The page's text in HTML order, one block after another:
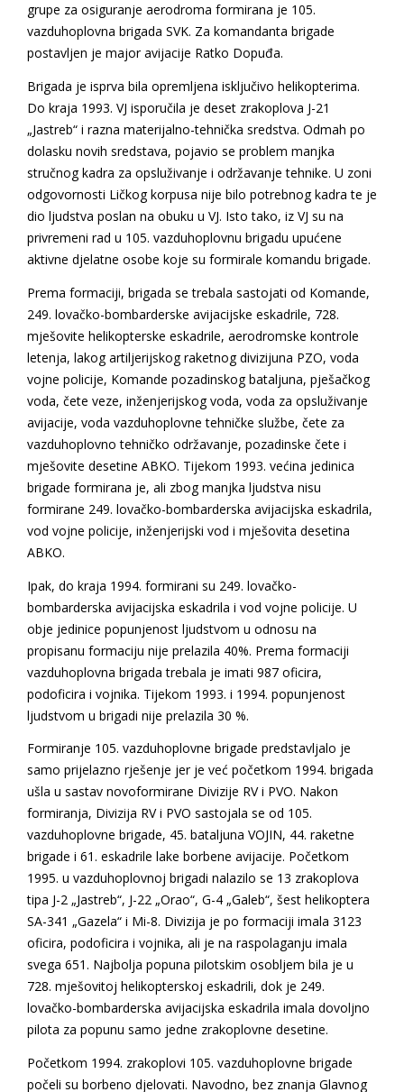
grupe za osiguranje aerodroma formirana je 105.
vazduhoplovna brigada SVK. Za komandanta brigade
postavljen je major avijacije Ratko Dopuđa.
Brigada je isprva bila opremljena isključivo helikopterima.
Do kraja 1993. VJ isporučila je deset zrakoplova J-21
„Jastreb“ i razna materijalno-tehnička sredstva. Odmah po
dolasku novih sredstava, pojavio se problem manjka
stručnog kadra za opsluživanje i održavanje tehnike. U zoni
odgovornosti Ličkog korpusa nije bilo potrebnog kadra te je
dio ljudstva poslan na obuku u VJ. Isto tako, iz VJ su na
privremeni rad u 105. vazduhoplovnu brigadu upućene
aktivne djelatne osobe koje su formirale komandu brigade.
Prema formaciji, brigada se trebala sastojati od Komande,
249. lovačko-bombarderske avijacijske eskadrile, 728.
mješovite helikopterske eskadrile, aerodromske kontrole
letenja, lakog artiljerijskog raketnog divizijuna PZO, voda
vojne policije, Komande pozadinskog bataljuna, pješačkog
voda, čete veze, inženjerijskog voda, voda za opsluživanje
avijacije, voda vazduhoplovne tehničke službe, čete za
vazduhoplovno tehničko održavanje, pozadinske čete i
mješovite desetine ABKO. Tijekom 1993. većina jedinica
brigade formirana je, ali zbog manjka ljudstva nisu
formirane 249. lovačko-bombarderska avijacijska eskadrila,
vod vojne policije, inženjerijski vod i mješovita desetina
ABKO.
Ipak, do kraja 1994. formirani su 249. lovačko-
bombarderska avijacijska eskadrila i vod vojne policije. U
obje jedinice popunjenost ljudstvom u odnosu na
propisanu formaciju nije prelazila 40%. Prema formaciji
vazduhoplovna brigada trebala je imati 987 oficira,
podoficira i vojnika. Tijekom 1993. i 1994. popunjenost
ljudstvom u brigadi nije prelazila 30 %.
Formiranje 105. vazduhoplovne brigade predstavljalo je
samo prijelazno rješenje jer je već početkom 1994. brigada
ušla u sastav novoformirane Divizije RV i PVO. Nakon
formiranja, Divizija RV i PVO sastojala se od 105.
vazduhoplovne brigade, 45. bataljuna VOJIN, 44. raketne
brigade i 61. eskadrile lake borbene avijacije. Početkom
1995. u vazduhoplovnoj brigadi nalazilo se 13 zrakoplova
tipa J-2 „Jastreb“, J-22 „Orao“, G-4 „Galeb“, šest helikoptera
SA-341 „Gazela“ i Mi-8. Divizija je po formaciji imala 3123
oficira, podoficira i vojnika, ali je na raspolaganju imala
svega 651. Najbolja popuna pilotskim osobljem bila je u
728. mješovitoj helikopterskoj eskadrili, dok je 249.
lovačko-bombarderska avijacijska eskadrila imala dovoljno
pilota za popunu samo jedne zrakoplovne desetine.
Početkom 1994. zrakoplovi 105. vazduhoplovne brigade
počeli su borbeno djelovati. Navodno, bez znanja Glavnog